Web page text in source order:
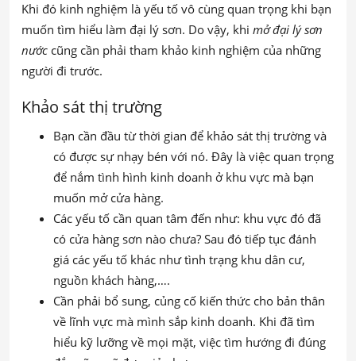
Khi đó kinh nghiệm là yếu tố vô cùng quan trọng khi bạn
muốn tìm hiểu làm đại lý sơn. Do vậy, khi mở đại lý sơn
nước cũng cần phải tham khảo kinh nghiệm của những
người đi trước.
Khảo sát thị trường
Bạn cần đầu từ thời gian để khảo sát thị trường và
có được sự nhạy bén với nó. Đây là việc quan trọng
để nắm tình hình kinh doanh ở khu vực mà bạn
muốn mở cửa hàng.
Các yếu tố cần quan tâm đến như: khu vực đó đã
có cửa hàng sơn nào chưa? Sau đó tiếp tục đánh
giá các yếu tố khác như tình trạng khu dân cư,
nguồn khách hàng,….
Cần phải bổ sung, củng cố kiến thức cho bản thân
về lĩnh vực mà mình sắp kinh doanh. Khi đã tìm
hiểu kỹ lưỡng về mọi mặt, việc tìm hướng đi đúng